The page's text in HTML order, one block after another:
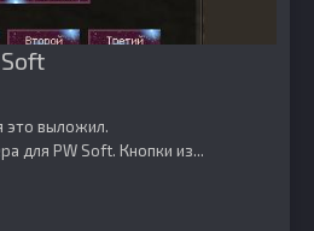
это выложил.
для PW Soft. Кнопки из...